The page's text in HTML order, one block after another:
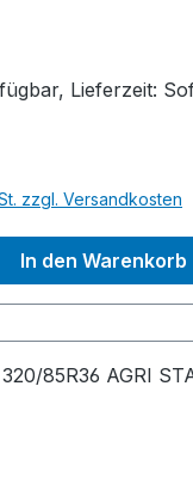
Lieferzeit:
zzgl. Versandkosten
In den Warenkorb